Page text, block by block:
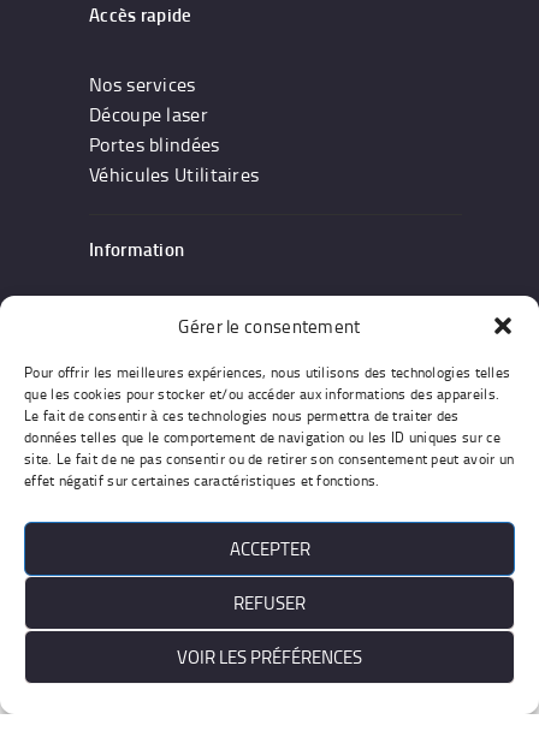
Gérer le consentement
Pour offrir les meilleures expériences, nous utilisons des technologies telles
que les cookies pour stocker et/ou accéder aux informations des appareils.
Le fait de consentir à ces technologies nous permettra de traiter des
données telles que le comportement de navigation ou les ID uniques sur ce
site. Le fait de ne pas consentir ou de retirer son consentement peut avoir un
effet négatif sur certaines caractéristiques et fonctions.
ACCEPTER
REFUSER
VOIR LES PRÉFÉRENCES
Accès rapide
Nos services
Découpe laser
Portes blindées
Véhicules Utilitaires
Information
Notre entreprise
Conditions générales
Work : Agiades - Pics :